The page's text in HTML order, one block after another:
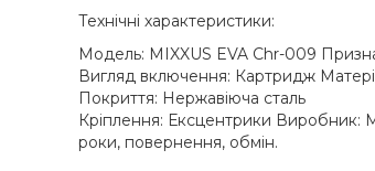
Технічні характеристики:
Модель: MIXXUS EVA Chr-009
Вигляд включення: Картридж
Покриття: Нержавіюча сталь
Кріплення: Ексцентрики Виробник:
роки, повернення, обмін.